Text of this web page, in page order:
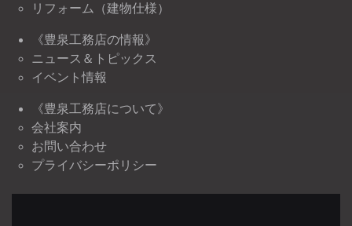
リフォーム（建物仕様）
《豊泉工務店の情報》
ニュース＆トピックス
イベント情報
《豊泉工務店について》
会社案内
お問い合わせ
プライバシーポリシー